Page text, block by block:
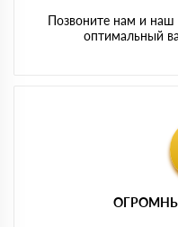
Позвоните нам и
оптимальный